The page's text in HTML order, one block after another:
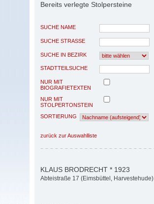
Bereits verlegte Stolpersteine
SUCHE NAME
SUCHE STRASSE
SUCHE IN BEZIRK
STADTTEILSUCHE
NUR MIT
BIOGRAFIETEXTEN
NUR MIT
STOLPERTONSTEIN
SORTIERUNG
zurück zur Auswahlliste
KLAUS BRODRECHT * 1923
Abteistraße 17 (Eimsbüttel, Harvestehude)